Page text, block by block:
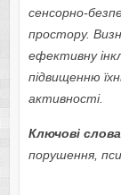
сенсорно-
простору.
ефективну
підвищенню
активності.
Ключові
порушення,